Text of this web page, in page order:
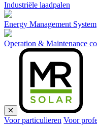
Industriële laadpalen
Energy Management System
Operation & Maintenance
Voor particulieren Voor